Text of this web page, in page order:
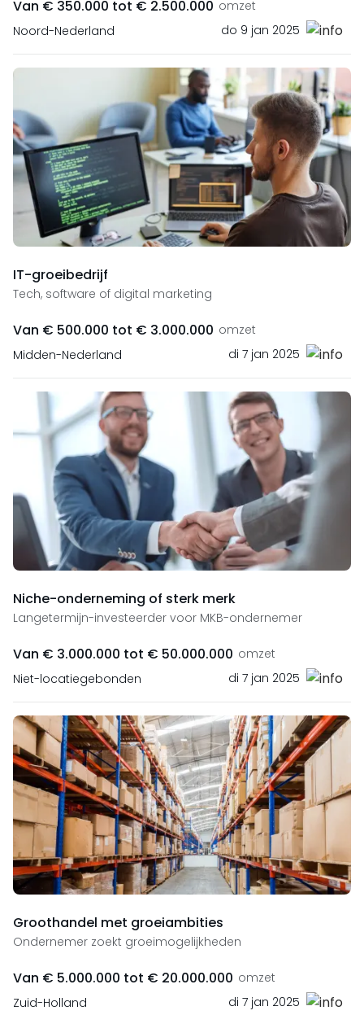
Van € 350.000 tot € 2.500.000 omzet
Noord-Nederland
do 9 jan 2025
IT-groeibedrijf
Tech, software of digital marketing
Van € 500.000 tot € 3.000.000 omzet
Midden-Nederland
di 7 jan 2025
Niche-onderneming of sterk merk
Langetermijn-investeerder voor MKB-ondernemer
Van € 3.000.000 tot € 50.000.000 omzet
Niet-locatiegebonden
di 7 jan 2025
Groothandel met groeiambities
Ondernemer zoekt groeimogelijkheden
Van € 5.000.000 tot € 20.000.000 omzet
Zuid-Holland
di 7 jan 2025